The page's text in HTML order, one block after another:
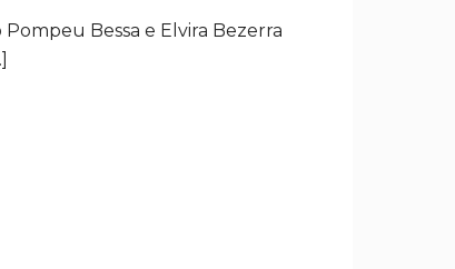
Bessa e Elvira Bezerra